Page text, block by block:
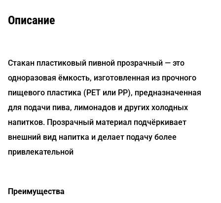
Описание
Стакан пластиковый пивной прозрачный — это
одноразовая ёмкость, изготовленная из прочного
пищевого пластика (PET или PP), предназначенная
для подачи пива, лимонадов и других холодных
напитков. Прозрачный материал подчёркивает
внешний вид напитка и делает подачу более
привлекательной
Преимущества